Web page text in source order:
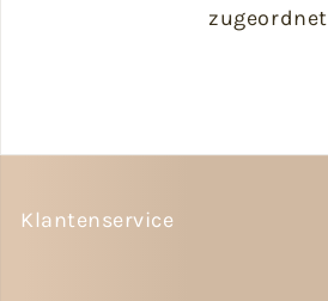
zugeordnet
Klantenservice